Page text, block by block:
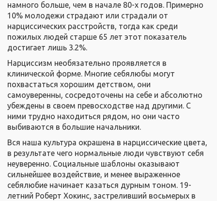
намного больше, чем в начале 80-х годов. Примерно
10% молодежи страдают или страдали от
нарциссических расстройств, тогда как среди
пожилых людей старше 65 лет этот показатель
достигает лишь 3.2%.
Нарциссизм необязательно проявляется в
клинической форме. Многие себялюбы могут
похвастаться хорошим детством, они
самоуверенны, сосредоточены на себе и абсолютно
убеждены в своем превосходстве над другими. С
ними трудно находиться рядом, но они часто
выбиваются в большие начальники.
Вся наша культура окрашена в нарциссические цвета,
в результате чего нормальные люди чувствуют себя
неуверенно. Социальные шаблоны оказывают
сильнейшее воздействие, и менее выраженное
себялюбие начинает казаться дурным тоном. 19-
летний Роберт Хокинс, застреливший восьмерых в